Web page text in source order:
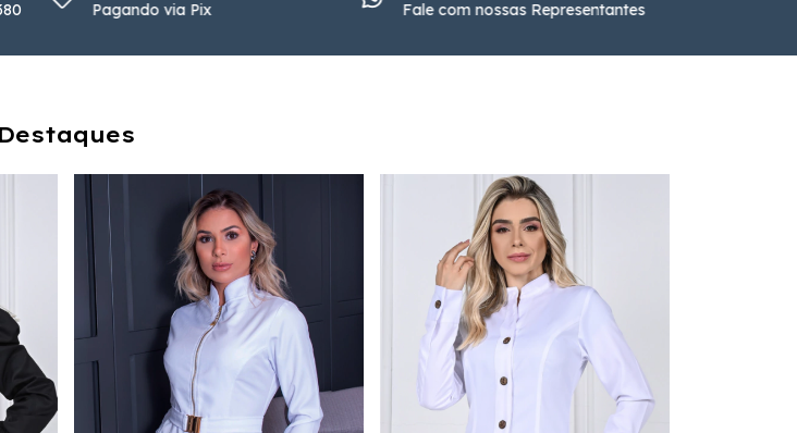
Pagando via Pix
Fale com nossas Representantes
Destaques